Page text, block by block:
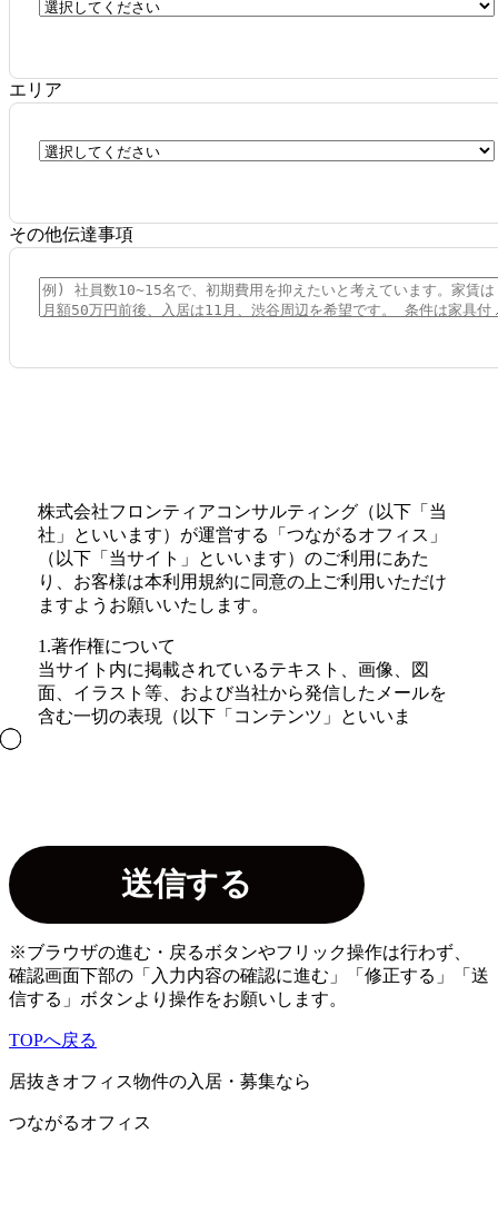
エリア
その他伝達事項
株式会社フロンティアコンサルティング（以下「当
社」といいます）が運営する「つながるオフィス」
（以下「当サイト」といいます）のご利用にあた
り、お客様は本利用規約に同意の上ご利用いただけ
ますようお願いいたします。
1.著作権について
当サイト内に掲載されているテキスト、画像、図
面、イラスト等、および当社から発信したメールを
含む一切の表現（以下「コンテンツ」といいま
2.リンクについて
当サイトへのリンクは、原則として自由ですが、当
サイトが公開する情報の信頼性が損なわれるおそれ
があるホームページからのリンク等、当社が不適当
と判断する場合にはリンクをお断りすることがござ
います。また、リンク元に対する第三者からの賠償
その他いかなる苦情、請求等について当社は一切の
責任を負いません。
3.免責事項について
かつ正確な情報を掲載するよう努めておりますが、
※ブラウザの進む・戻るボタンやフリック操作は行わず、
確認画面下部の「入力内容の確認に進む」「修正する」「送
信する」ボタンより操作をお願いします。
TOPへ戻る
居抜きオフィス物件の入居・募集なら
つながるオフィス